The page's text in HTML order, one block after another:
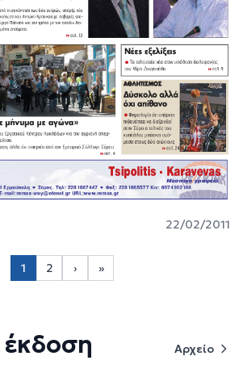
22/02/2011
Σελιδοποίηση
1 Page 2
2
Next page
›
Last page
»
Αρχείο